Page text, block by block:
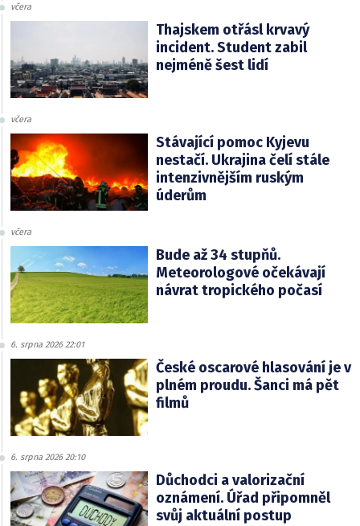
včera
Thajskem otřásl krvavý
incident. Student zabil
nejméně šest lidí
včera
Stávající pomoc Kyjevu
nestačí. Ukrajina čelí stále
intenzivnějším ruským
úderům
včera
Bude až 34 stupňů.
Meteorologové očekávají
návrat tropického počasí
6. srpna 2026 22:01
České oscarové hlasování je v
plném proudu. Šanci má pět
filmů
6. srpna 2026 20:10
Důchodci a valorizační
oznámení. Úřad připomněl
svůj aktuální postup